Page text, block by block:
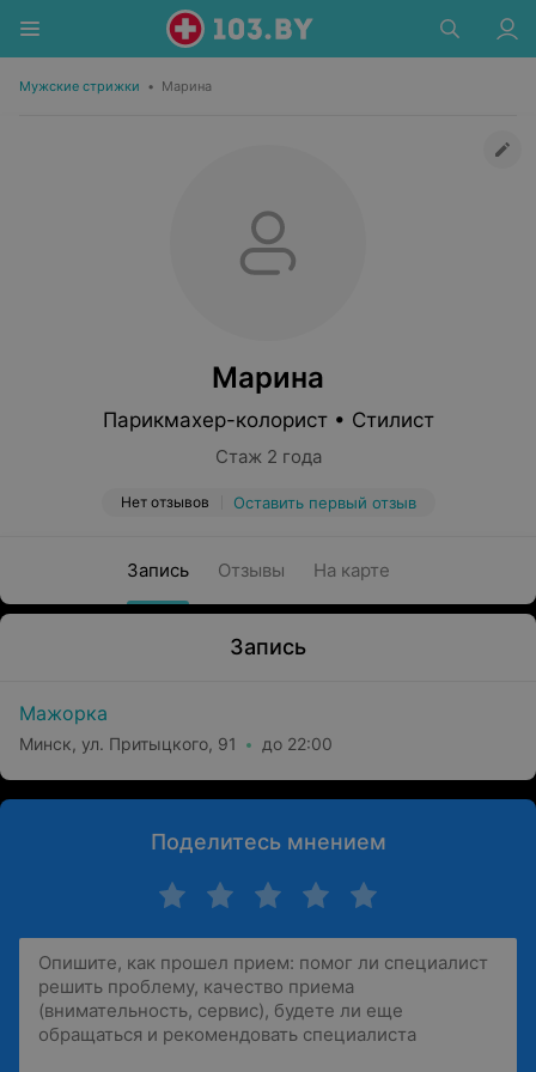
Мужские стрижки • Марина
Марина
Парикмахер-колорист • Стилист
Стаж 2 года
Нет отзывов Оставить первый отзыв
Запись Отзывы На карте
Запись
Мажорка
Минск, ул. Притыцкого, 91 до 22:00
Поделитесь мнением